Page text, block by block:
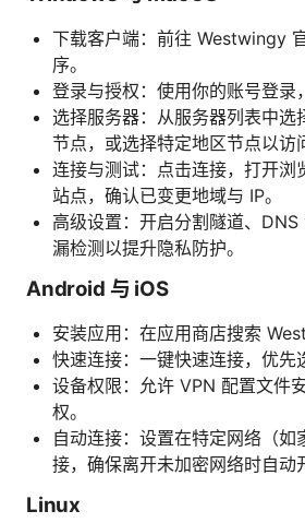
下载客户端：前往 Westwingy
序。
登录与授权：使用你的账号登录
选择服务器：从服务器列表中选
节点，或选择特定地区节点以访
连接与测试：点击连接，打开浏
站点，确认已变更地域与 IP。
高级设置：开启分割隧道、
漏检测以提升隐私防护。
Android 与 iOS
安装应用：在应用商店搜索
快速连接：一键快速连接，优先
设备权限：允许 VPN 配置文件
权。
自动连接：设置在特定网络（如
接，确保离开未加密网络时自动
Linux